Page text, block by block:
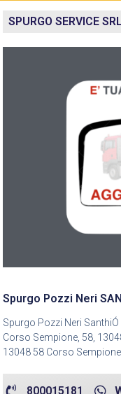
SPURGO SERVICE SRL
Spurgo Pozzi Neri
Spurgo Pozzi Neri SanthiÓ
Corso Sempione, 58,
13048 58 Corso Sempione
800015181